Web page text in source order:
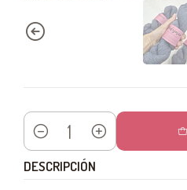
Cantidad
DESCRIPCIÓN